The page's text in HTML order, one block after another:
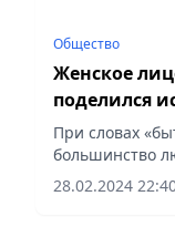
Общество
Женское
поделился
отношений
При словах
большинство
физически
избивает жену.
28.02.2024